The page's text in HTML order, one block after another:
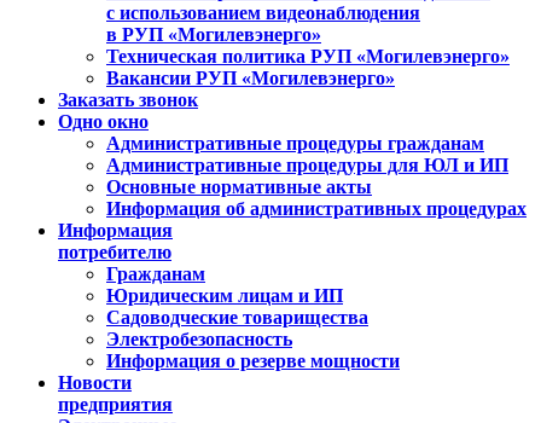
с использованием видеонаблюдения
в РУП «Могилевэнерго»
Техническая политика РУП «Могилевэнерго»
Вакансии РУП «Могилевэнерго»
Заказать звонок
Одно окно
Административные процедуры гражданам
Административные процедуры для ЮЛ и ИП
Основные нормативные акты
Информация об административных процедурах
Информация
потребителю
Гражданам
Юридическим лицам и ИП
Садоводческие товарищества
Электробезопасность
Информация о резерве мощности
Новости
предприятия